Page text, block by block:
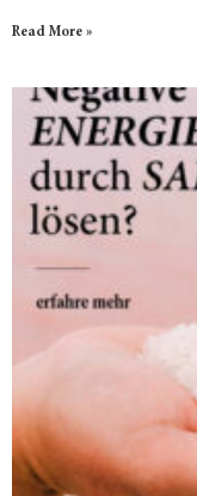
um dich selbst zu leben?
Read More »